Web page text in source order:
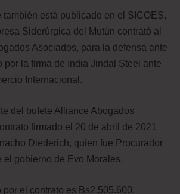
también está publicado en el SICOES,
Siderúrgica del Mutún contrató al
Asociados, para la defensa ante
por la firma de India Jindal Steel ante
Internacional.
del bufete Alliance Abogados
firmado el 20 de abril de 2021
Diederich, quien fue Procurador
el gobierno de Evo Morales.
por el contrato es Bs2.505.600.